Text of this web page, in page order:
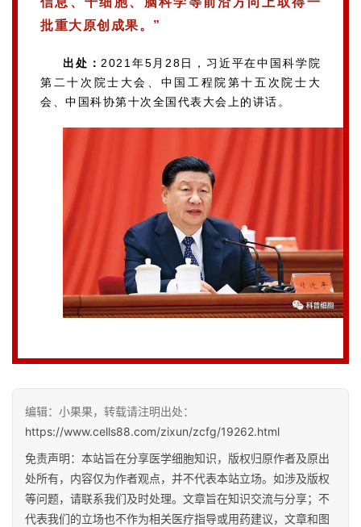
批重大原创成果。”
出处： 2021年5月28日，习近平在中国科学院
第二十次院士大会、中国工程院第十五次院士大
会、中国科协第十次全国代表大会上的讲话。
编辑：小果果，转载请注明出处：
https://www.cells88.com/zixun/zcfg/19262.html
免责声明：本站旨在分享医学细胞知识，版权归原作者及原出
处所有，内容仅为作者观点，并不代表本站立场。如涉及版权
等问题，请联系我们及时处理。文章旨在知识交流与分享；不
代表我们的立场也不作为相关医疗指导或用药建议，文章和图